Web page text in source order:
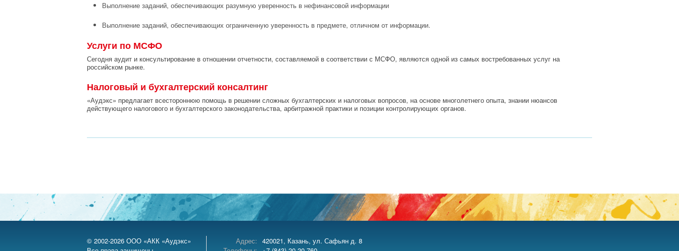
Выполнение заданий, обеспечивающих разумную уверенность в нефинансовой информации
Выполнение заданий, обеспечивающих ограниченную уверенность в предмете, отличном от информации.
Услуги по МСФО
Сегодня аудит и консультирование в отношении отчетности, составляемой в соответствии с МСФО, являются одной из самых востребованных услуг на
российском рынке.
Налоговый и бухгалтерский консалтинг
«Аудэкс» предлагает всестороннюю помощь в решении сложных бухгалтерских и налоговых вопросов, на основе многолетнего опыта, знании нюансов
действующего налогового и бухгалтерского законодательства, арбитражной практики и позиции контролирующих органов.
© 2002-2026 ООО «АКК «Аудэкс»
Адрес: 420021, Казань, ул. Сафьян д. 8